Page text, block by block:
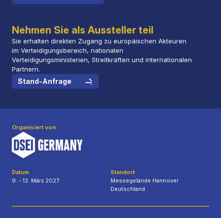
Nehmen Sie als Aussteller teil
Sie erhalten direkten Zugang zu europäischen Akteuren
im Verteidigungsbereich, nationalen
Verteidigungsministerien, Streitkräften und internationalen
Partnern.
Stand-Anfrage
Organisiert von
Datum
9. - 12. März 2027
Standort
Messegelände Hannover
Deutschland